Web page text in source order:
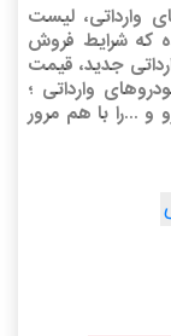
وارداتی، لیست
شده که شرایط فروش
جدید، قیمت
وارداتی ؛
...را با هم مرور